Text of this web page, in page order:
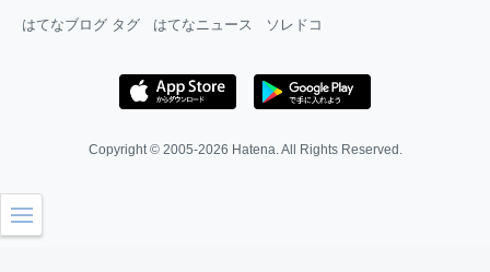
はてなブログ タグ はてなニュース ソレドコ
Copyright © 2005-2026 Hatena . All Rights Reserved.